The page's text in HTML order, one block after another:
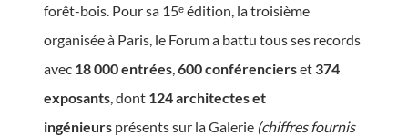
forêt-bois. Pour sa 15ᵉ édition, la troisième
organisée à Paris, le Forum a battu tous ses records
avec 18 000 entrées 600 conférencierset 374
exposants , dont 124 architectes et
ingénieurs présents sur la Galerie (chiffres fournis